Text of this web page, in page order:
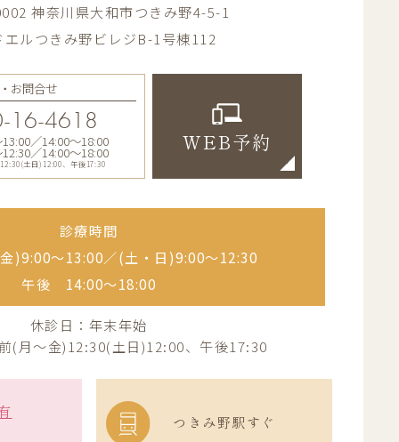
神奈川県大和市つきみ野4-5-1
エルつきみ野ビレジB-1号棟112
お問合せ
4618
13:00／14:00〜18:00
12:30／14:00〜18:00
土日)12:00、午後17:30
WEB予約
診療時間
)9:00〜13:00／(土・日)9:00〜12:30
午後 14:00〜18:00
休診日：年末年始
(月～金)12:30(土日)12:00、午後17:30
つきみ野駅すぐ